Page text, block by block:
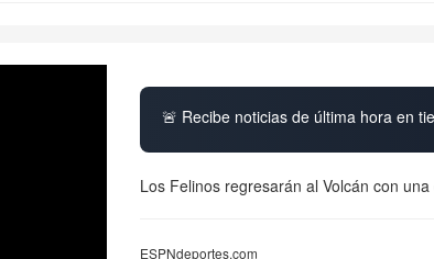
🚨 Recibe noticias de última hora en
Los Felinos regresarán al Volcán con
ESPNdeportes.com